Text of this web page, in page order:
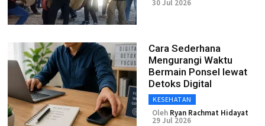
30 Jul 2026
Cara Sederhana
Mengurangi Waktu
Bermain Ponsel lewat
Detoks Digital
KESEHATAN
Oleh Ryan Rachmat Hidayat
29 Jul 2026